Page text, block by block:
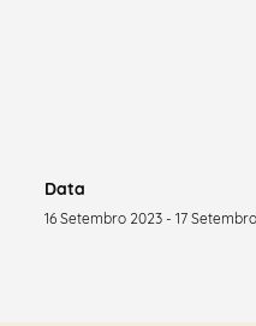
Data
16 Setembro 2023 - 17